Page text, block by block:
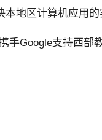
地区计算机应用的
手Google支持西部